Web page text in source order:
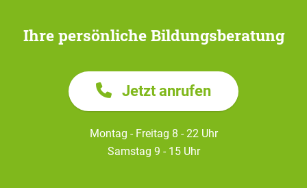
Ihre persönliche Bildungsberatung
Jetzt anrufen
Montag - Freitag 8 - 22 Uhr
Samstag 9 - 15 Uhr